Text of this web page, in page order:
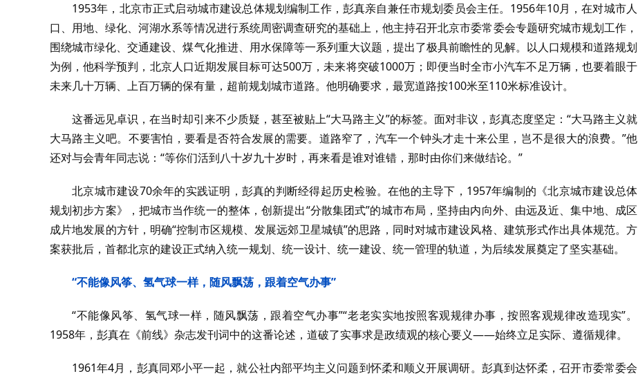
1953年，北京市正式启动城市建设总体规划编制工作，彭真亲自兼任市规划委员会主任。1956年10月，在对城市人
口、用地、绿化、河湖水系等情况进行系统周密调查研究的基础上，他主持召开北京市委常委会专题研究城市规划工作，
围绕城市绿化、交通建设、煤气化推进、用水保障等一系列重大议题，提出了极具前瞻性的见解。以人口规模和道路规划
为例，他科学预判，北京人口近期发展目标可达500万，未来将突破1000万；即便当时全市小汽车不足万辆，也要着眼于
未来几十万辆、上百万辆的保有量，超前规划城市道路。他明确要求，最宽道路按100米至110米标准设计。
这番远见卓识，在当时却引来不少质疑，甚至被贴上“大马路主义”的标签。面对非议，彭真态度坚定：“大马路主义就
大马路主义吧。不要害怕，要看是否符合发展的需要。道路窄了，汽车一个钟头才走十来公里，岂不是很大的浪费。”他
还对与会青年同志说：“等你们活到八十岁九十岁时，再来看是谁对谁错，那时由你们来做结论。”
北京城市建设70余年的实践证明，彭真的判断经得起历史检验。在他的主导下，1957年编制的《北京城市建设总体
规划初步方案》，把城市当作统一的整体，创新提出“分散集团式”的城市布局，坚持由内向外、由远及近、集中地、成区
成片地发展的方针，明确“控制市区规模、发展远郊卫星城镇”的思路，同时对城市建设风格、建筑形式作出具体规范。方
案获批后，首都北京的建设正式纳入统一规划、统一设计、统一建设、统一管理的轨道，为后续发展奠定了坚实基础。
“不能像风筝、氢气球一样，随风飘荡，跟着空气办事”
“不能像风筝、氢气球一样，随风飘荡，跟着空气办事”“老老实实地按照客观规律办事，按照客观规律改造现实”。
1958年，彭真在《前线》杂志发刊词中的这番论述，道破了实事求是政绩观的核心要义——始终立足实际、遵循规律。
1961年4月，彭真同邓小平一起，就公社内部平均主义问题到怀柔和顺义开展调研。彭真到达怀柔，召开市委常委会